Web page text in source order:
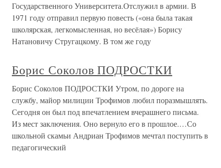
Государственного Университета.Отслужил в армии. В
1971 году отправил первую повесть («она была такая
школярская, легкомысленная, но весёлая») Борису
Натановичу Стругацкому. В том же году
Борис Соколов ПОДРОСТКИ
Борис Соколов ПОДРОСТКИ Утром, по дороге на
службу, майор милиции Трофимов любил поразмышлять.
Сегодня он был под впечатлением вчерашнего письма.
Из мест заключения. Оно вернуло его в прошлое.…Со
школьной скамьи Андриан Трофимов мечтал поступить в
педагогический